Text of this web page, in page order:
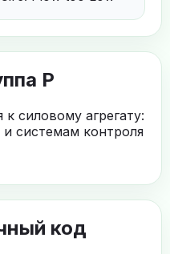
P
силовому агрегату:
системам контроля
код